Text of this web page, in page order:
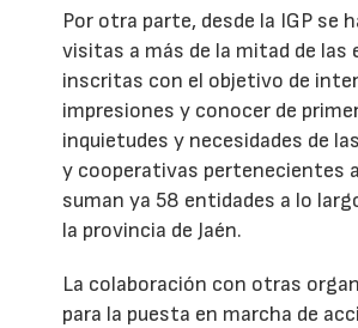
Por otra parte, desde la IGP se
visitas a más de la mitad de las
inscritas con el objetivo de
impresiones y conocer de
inquietudes y necesidades de
y cooperativas pertenecientes a
suman ya 58 entidades a lo
la provincia de Jaén.
La colaboración con otras
para la puesta en marcha de